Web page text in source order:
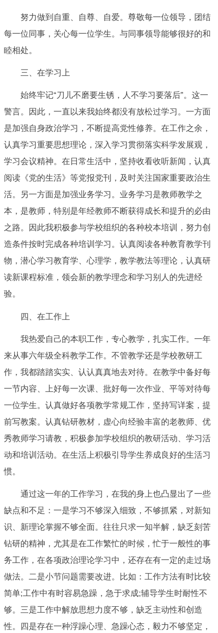
努力做到自重、自尊、自爱。尊敬每一位领导，团结
每一位同事，关心每一位学生。与同事领导能够很好的和
睦相处。
三、在学习上
始终牢记“刀儿不磨要生锈，人不学习要落后”。这一
警言。因此，一直以来我始终都没有放松过学习。一方面
是加强自身政治学习，不断提高党性修养。在工作之余，
认真学习重要思想理论，深入学习贯彻落实科学发展观，
学习会议精神。在日常生活中，坚持收看收听新闻，认真
阅读《党的生活》等党报党刊，及时关注国家重要政治生
活。另一方面是加强业务学习。业务学习是教师教学之
本，是教师，特别是年经教师不断获得成长和提升的必由
之路。因此我积极参与学校组织的各种校本培训，努力创
造条件按时完成各种培训学习。认真阅读各种教育教学刊
物，潜心学习教育学、心理学，教学教法等理论，认真研
读新课程标准，领会新的教学理念和学习别人的先进经
验。
四、在工作上
我热爱自己的本职工作，专心教学，扎实工作。一年
来从事六年级全科教学工作。不管教学还是学校教研工
作，我都踏踏实实、认认真真地去对待。在教学中备好每
一节内容、上好每一次课、批好每一次作业、平等对待每
一位学生。认真做好各项教学常规工作，坚持写详案，提
前写教案。认真钻研教材，虚心向经验丰富的老教师、优
秀教师学习请教，积极参加学校组织的教研活动、学习活
动和培训活动。在生活上积极引导学生养成良好的生活习
惯。
通过这一年的工作学习，在我的身上也凸显出了一些
缺点和不足：一是学习不够深入细致，不够抓紧，对新知
识、新理论掌握不够全面。往往只求一知半解，缺乏刻苦
钻研的精神，尤其是在工作繁忙的时候，忙于一般性的事
务工作，在各项政治理论学习中，还存在有一定的走过场
做法。二是小节问题需要改进。比如：工作方法有时比较
简单;工作中有时容易急躁，急于求成;辅导学生时耐性不
够。三是工作中解放思想力度不够，缺乏主动性和创造
性。四是存在一种浮躁心理、急躁心态，毅力不够坚定，